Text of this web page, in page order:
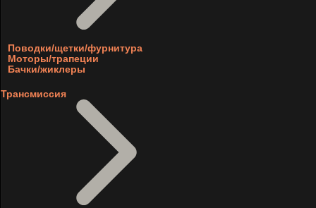
Поводки/щетки/фурнитура
Моторы/трапеции
Бачки/жиклеры
Трансмиссия